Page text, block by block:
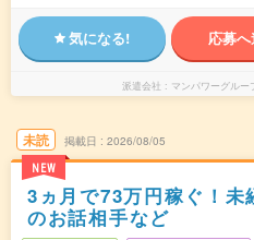
気になる! 応募
派遣会社 マンパワーグル
未読
NEW
掲載日 2026/08/05
3ヵ月で73万円稼ぐ！
のお話相手など